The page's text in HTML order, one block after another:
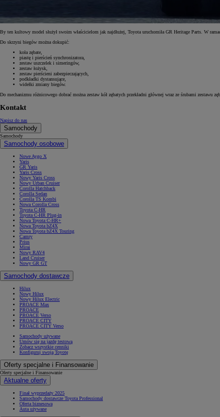
By ten kultowy model służył swoim właścicielom jak najdłużej, Toyota uruchomiła GR Heritage Parts. W
Do skrzyni biegów można dokupić:
koła zębate,
piastę i pierścień synchronizatora,
zestaw uszczelek i simeringów,
zestaw łożysk,
zestaw pierścieni zabezpieczających,
podkładki dystansujące,
widełki zmiany biegów.
Do mechanizmu różnicowego dobrać można zestaw kół zębatych przekładni głównej wraz ze śrubami zestawu
Kontakt
Napisz do nas
Samochody
Samochody
Samochody osobowe
Nowe Aygo X
Yaris
GR Yaris
Yaris Cross
Nowy Yaris Cross
Nowy Urban Cruiser
Corolla Hatchback
Corolla Sedan
Corolla TS Kombi
Nowa Corolla Cross
Toyota C-HR
Toyota C-HR Plug-in
Nowa Toyota C-HR+
Nowa Toyota bZ4X
Nowa Toyota bZ4X Touring
Camry
Prius
Mirai
Nowy RAV4
Land Cruiser
Nowy GR GT
Samochody dostawcze
Hilux
Nowy Hilux
Nowy Hilux Electric
PROACE Max
PROACE
PROACE Verso
PROACE CITY
PROACE CITY Verso
Samochody używane
Umów się na jazdę testową
Zobacz wszystkie cenniki
Konfiguruj swoją Toyotę
Oferty specjalne i Finansowanie
Oferty specjalne i Finansowanie
Aktualne oferty
Finał wyprzedaży 2025
Samochody dostawcze Toyota Professional
Oferta biznesowa
Auta używane